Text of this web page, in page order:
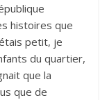
histoires que
petit, je
du quartier,
que la
que de